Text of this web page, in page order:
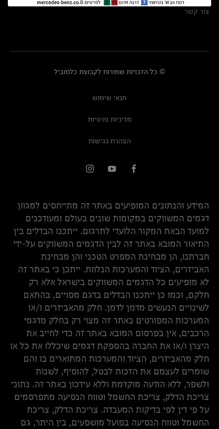
צור קשר
© כל הזכויות שמורות לקבוצת כלמוביל
תנאי שימוש
מדיניות פרטיות
הצהרת נגישות
המידע והנתונים המופיעים באתר זה מתייחסים למגוון
דגמים המשווקים במקומות שונים בעולם ומעודכנים
למועד הבאת המקור הלועדי לתרגום. ייתכנו הבדלים בין
התיאור המובא באתר זה לבין הדגמים המשווקים על-ידי
חברתנו, הן מבחינת המפרט הטכני והן מבחינת
האביזרים, הציוד והמערכות הנלוות. ייתכן כי באתר זה
לא מופיעים כל הדגמים המשווקים בישראל אלא רק
חלקם, וכמו כן ייתכנו הבדלים בדגם מסויים, בהתאם
לשינויים הנעשים מדמן לדמן. חלק מהאביזרים ו/או
המערכות המפורטים באתר זה מצוי רק בחלק מדגמי
הרכבים, אין בפרסום המובא באתר זה כדי לחייב את
היצרן ו/או את החברה בהספקת דגמים שיכללו את כל או
חלק מהאביזרים, הציוד והמערכות המתוארים בו והם
שומרים לעצמם את הזכות לבטל, להוסיף, לשנות
ולשפר, ללא הודעה מוקדמת וללא עידכון באתר זה. נתוני
צריכת הדלק, צריכת החשמל וטווח הנסיעה מתפרסמים
על פי דין לפי בדיקות המעבדה. צריכת הדלק, צריכת
החשמל וטווח הנסיעה בפועל מושפעים, בין היתר, גם